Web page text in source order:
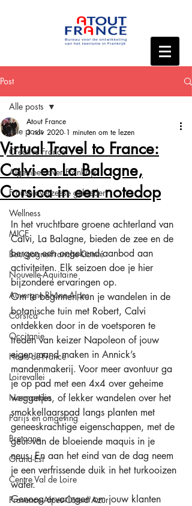
Post
Alle posts
Creative France
Algemeen over Frankrijk
Franse overzeese gebieden
Wellness
MICE
Bourgogne-Franche-Comté
Nouvelle-Aquitaine
Auvergne-Rhône-Alpes
Corsica
Occitanie
Hauts-de-France
Loirevallei
Normandie
Parijs en omgeving
Bretagne
Grand-Est
Centre Val de Loire
Provence-Alpes-Côte-d'Azur
Alle posts
Virtual Travel to France:
Calvi en La Balagne,
Corsica in een notedop
Atout France
3 nov 2020 1 minuten om te lezen
In het vruchtbare groene achterland van
Calvi, La Balagne, bieden de zee en de
bergen een ongekend aanbod aan
activiteiten. Elk seizoen doe je hier
bijzondere ervaringen op.
Om te beginnen kun je wandelen in de
botanische tuin met Robert, Calvi
ontdekken door in de voetsporen te
treden van keizer Napoleon of jouw
eigen mand maken in Annick’s
mandenmakerij. Voor meer avontuur ga
je op pad met een 4x4 over geheime
weggetjes, of lekker wandelen over het
smokkellaarspad langs planten met
geneeskrachtige eigenschappen, met de
geur van de bloeiende maquis in je
neus. En aan het eind van de dag neem
je een verfrissende duik in het turkooizen
water.
Genoeg ervaringen om jouw klanten